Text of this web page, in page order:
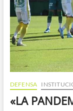
DEFENSA
«LA